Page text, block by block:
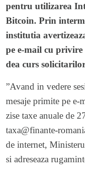
pentru utilizarea
Bitcoin. Prin
institutia
pe e-mail cu privire
dea curs
”Avand in vedere
mesaje primite pe e-
zise taxe anuale de
taxa@finante-
de internet,
si adreseaza